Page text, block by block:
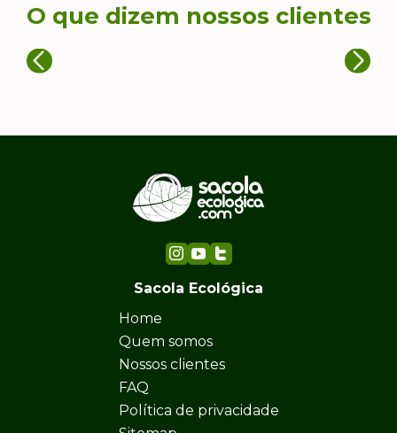
O que dizem nossos clientes
Sacola Ecológica
Home
Quem somos
Nossos clientes
FAQ
Política de privacidade